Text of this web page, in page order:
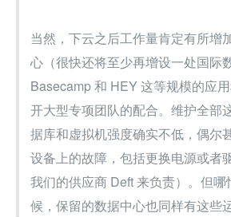
当然，下云之后工作量肯定有所增
心（很快还将至少再增设一处国际
Basecamp 和 HEY 这等规模的应
开大型专项团队的配合。维护全部
据库和虚拟机强度确实不低，偶尔
设备上的故障，包括更换电源或者
我们的供应商 Deft 来负责）。但
候，保留的数据中心也同样有这些